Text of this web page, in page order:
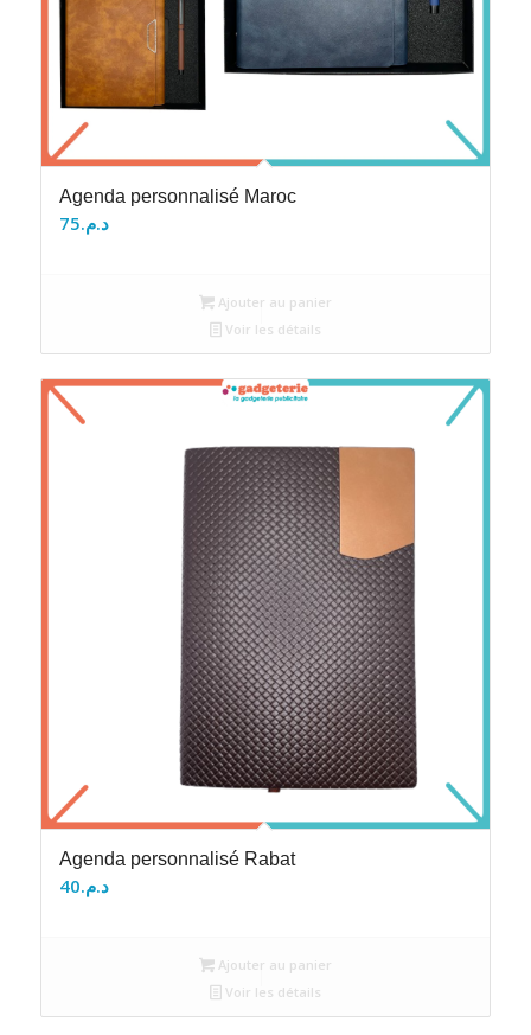
Agenda personnalisé Maroc
د.م.75
Ajouter au panier
Voir les détails
Agenda personnalisé Rabat
د.م.40
Ajouter au panier
Voir les détails